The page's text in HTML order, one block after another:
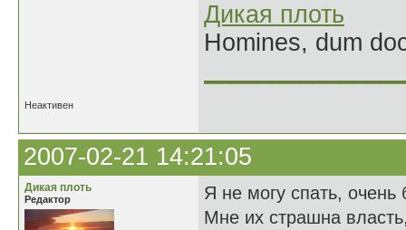
Дикая плоть
Homines, dum
Неактивен
2007-02-21 14:21:05
Дикая плоть
Редактор
Я не могу спать, очень
Мне их страшна